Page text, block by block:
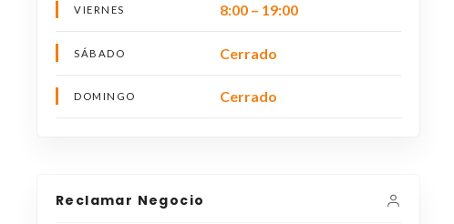
VIERNES 8:00 – 19:00
SÁBADO Cerrado
DOMINGO Cerrado
Reclamar Negocio